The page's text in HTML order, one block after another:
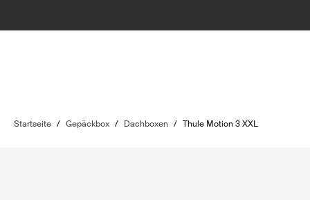
Startseite / Gepäckbox / Dachboxen / Thule Motion 3 XXL